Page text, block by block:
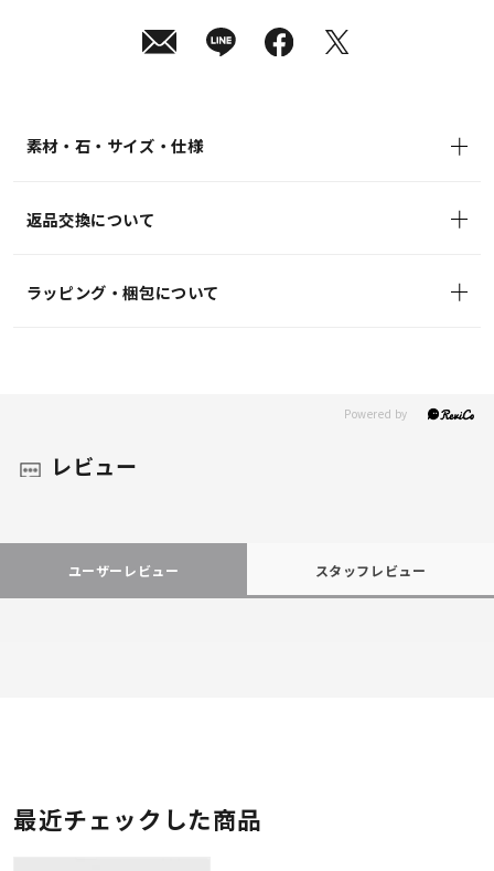
素材・石・サイズ・仕様
返品交換について
ラッピング・梱包について
レビュー
ユーザーレビュー スタッフレビュー
最近チェックした商品